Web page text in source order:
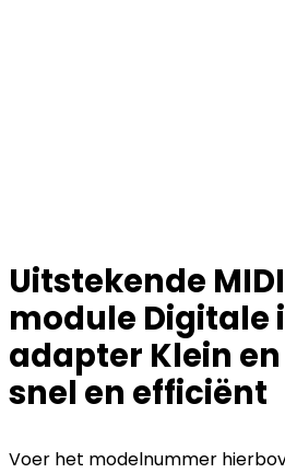
Uitstekende
module
adapter Klein
snel en efficiënt
Voer het modelnummer